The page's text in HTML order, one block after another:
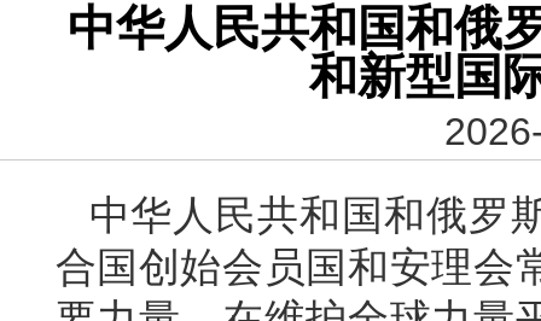
中华人民共和国和俄
和新型国
中华人民共和国和俄罗
合国创始会员国和安理会